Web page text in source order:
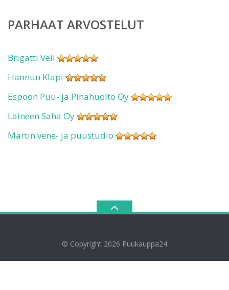
PARHAAT ARVOSTELUT
Brigatti Veli
Hannun Klapi
Espoon Puu- ja Pihahuolto Oy
Laineen Saha Oy
Martin vene- ja puustudio
© Copyright 2026 Puukauppa24